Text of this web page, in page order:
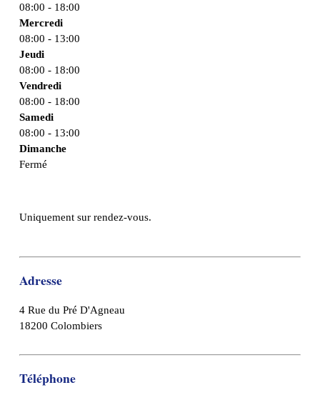
08:00 - 18:00
Mercredi
08:00 - 13:00
Jeudi
08:00 - 18:00
Vendredi
08:00 - 18:00
Samedi
08:00 - 13:00
Dimanche
Fermé
Uniquement sur rendez-vous.
Adresse
4 Rue du Pré D'Agneau
18200 Colombiers
Téléphone